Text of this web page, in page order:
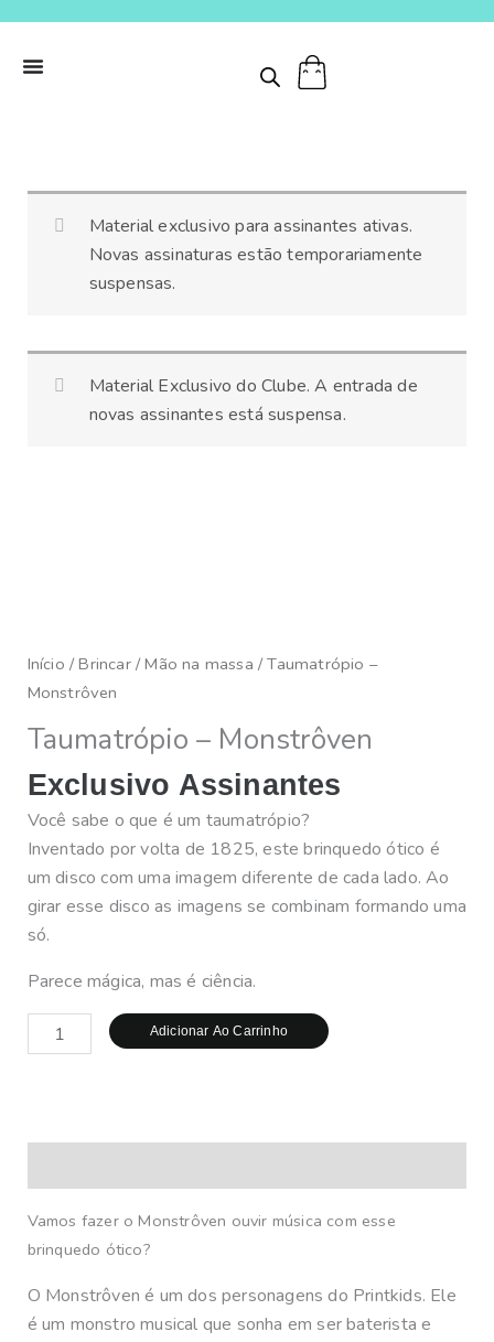
Material exclusivo para assinantes ativas.
Novas assinaturas estão temporariamente
suspensas.
Material Exclusivo do Clube. A entrada de
novas assinantes está suspensa.
Início /Brincar/Mão na massa / Taumatrópio –
Monstrôven
Taumatrópio – Monstrôven
Exclusivo Assinantes
Você sabe o que é um taumatrópio?
Inventado por volta de 1825, este brinquedo ótico é
um disco com uma imagem diferente de cada lado. Ao
girar esse disco as imagens se combinam formando uma
só.
Parece mágica, mas é ciência.
Monstrôven
quantidade
Adicionar Ao Carrinho
Vamos fazer o Monstrôven ouvir música com esse
brinquedo ótico?
O Monstrôven é um dos personagens do Printkids. Ele
é um monstro musical que sonha em ser baterista e